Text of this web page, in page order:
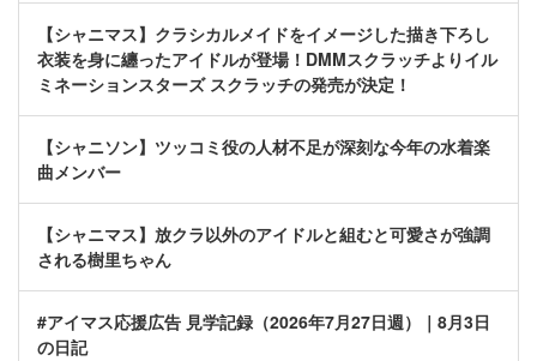
【シャニマス】クラシカルメイドをイメージした描き下ろし
衣装を身に纏ったアイドルが登場！DMMスクラッチよりイル
ミネーションスターズ スクラッチの発売が決定！
【シャニソン】ツッコミ役の人材不足が深刻な今年の水着楽
曲メンバー
【シャニマス】放クラ以外のアイドルと組むと可愛さが強調
される樹里ちゃん
#アイマス応援広告 見学記録（2026年7月27日週）｜8月3日
の日記